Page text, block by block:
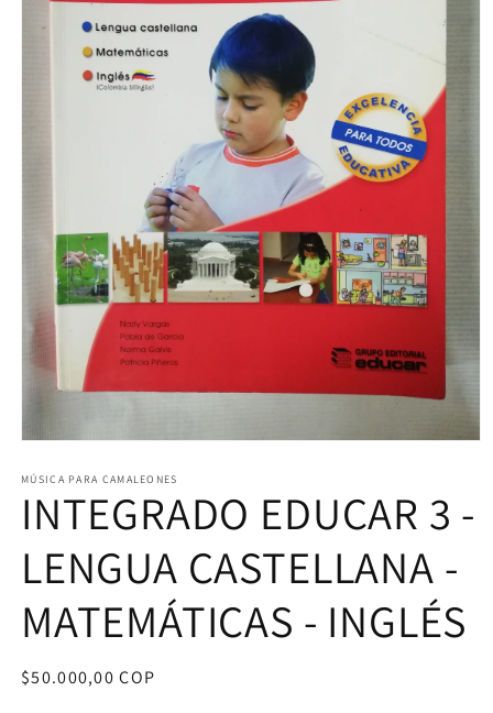
multimedia
1
una
modal
MÚSICA PARA CAMALEONES
INTEGRADO EDUCAR 3 -
LENGUA CASTELLANA -
MATEMÁTICAS - INGLÉS
Precio
$50.000,00 COP